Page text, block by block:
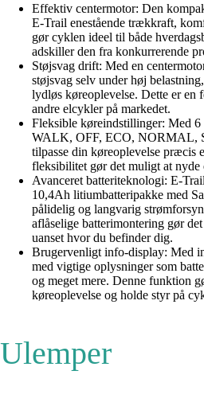
Effektiv centermotor: Den
E-Trail enestående trækkraft,
gør cyklen ideel til både
adskiller den fra konkurrerende
Støjsvag drift: Med en
støjsvag selv under høj
lydløs køreoplevelse. Dette er en
andre elcykler på markedet.
Fleksible køreindstillinger: Med
WALK, OFF, ECO, NORMAL,
tilpasse din køreoplevelse præcis
fleksibilitet gør det muligt at
Avanceret batteriteknologi: E-
10,4Ah litiumbatteripakke med
pålidelig og langvarig
aflåselige batterimontering gør
uanset hvor du befinder dig.
Brugervenligt info-display: Med
med vigtige oplysninger som
og meget mere. Denne funktion
køreoplevelse og holde styr på
Ulemper